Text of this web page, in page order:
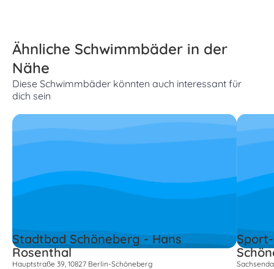
Ähnliche Schwimmbäder in der
Nähe
Diese Schwimmbäder könnten auch interessant für
dich sein
Stadtbad Schöneberg - Hans
Rosenthal
Hauptstraße 39, 10827 Berlin-Schöneberg